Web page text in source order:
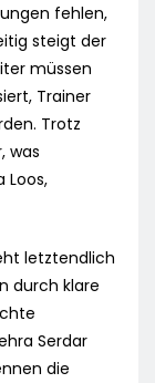
fehlen,
steigt der
müssen
Trainer
Trotz
was
Loos,
letztendlich
durch klare
Serdar
die